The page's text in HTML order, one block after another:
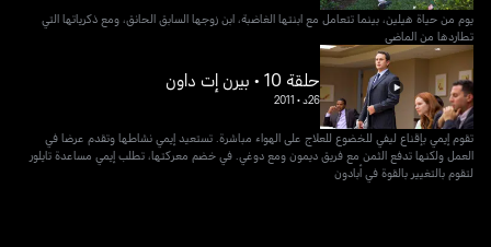
يوم من حياة هيلين، بينما تتعامل مع ابنتها الغاضبة، ابن زوجها السابق الحانق، ومع ذكرياتها التي
تطاردها من الماضي
حلقة 10 • بيرن إت داون
26د •
2011
تقوم إيمي بإقناع ليفي للخضوع للعلاج على الهواء مباشرة. تستعيد إيمي نشاطها وتقدم عرضا في
العمل ولكنها تدفع الثمن مع فريق ديمون ومع دوغي. في خضم معركتها، تطلب إيمي مساعدة تايلور
لتقوم بالتغيير بالقوة في أبادون